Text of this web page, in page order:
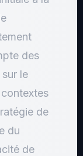
des
le
de
du
de